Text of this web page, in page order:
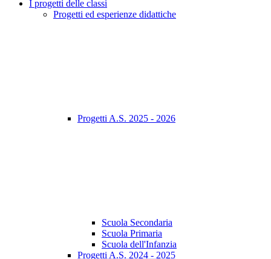
I progetti delle classi
Progetti ed esperienze didattiche
Progetti A.S. 2025 - 2026
Scuola Secondaria
Scuola Primaria
Scuola dell'Infanzia
Progetti A.S. 2024 - 2025